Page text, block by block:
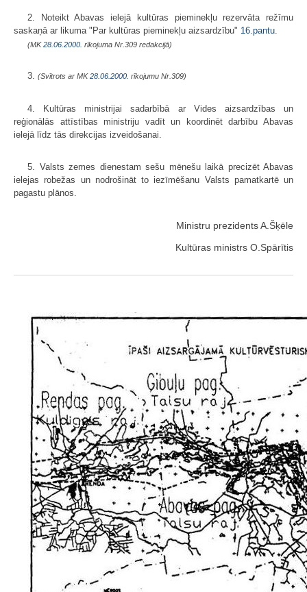
2. Noteikt Abavas ielejā kultūras pieminekļu rezervāta režīmu
saskaņā ar likuma "Par kultūras pieminekļu aizsardzību" 16.pantu
(MK28.06.2000. rīkojuma Nr.309 redakcijā)
3. (Svītrots ar MK28.06.2000. rīkojumu Nr.309)
4. Kultūras ministrijai sadarbībā ar Vides aizsardzības un
reģionālās attīstības ministriju vadīt un koordinēt darbību Abavas
ielejā līdz tās direkcijas izveidošanai.
5. Valsts zemes dienestam sešu mēnešu laikā precizēt Abavas
ielejas robežas un nodrošināt to iezīmēšanu Valsts pamatkartē un
pagastu plānos.
Ministru prezidents A.Šķēle
Kultūras ministrs O.Spārītis